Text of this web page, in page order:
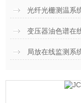
光纤光栅测温系
局放在线监测系